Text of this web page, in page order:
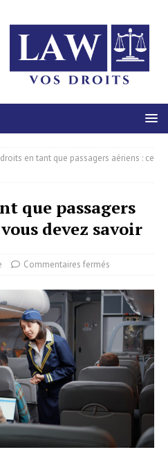
en tant que passagers aériens : ce
que passagers
devez savoir
Commentaires fermés